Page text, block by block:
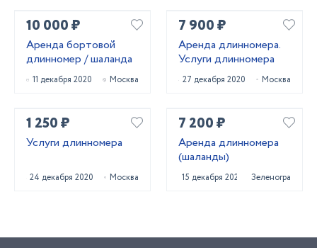
10 000 ₽
Аренда бортовой
длинномер / шаланда
11 декабря 2020 Москва
7 900 ₽
Аренда длинномера.
Услуги длинномера
27 декабря 2020 Москва
1 250 ₽
Услуги длинномера
24 декабря 2020 Москва
7 200 ₽
Аренда длинномера
(шаланды)
15 декабря 2020 Зеленоград